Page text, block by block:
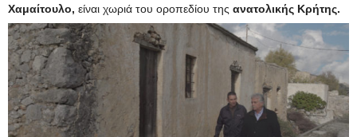
Χαμαίτουλο, είναι χωριά του οροπεδίου της ανατολικής Κρήτης.